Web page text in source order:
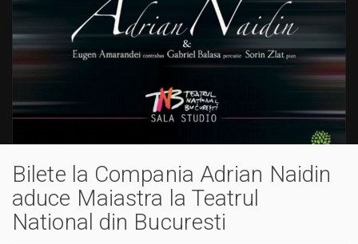
Bilete la Compania Adrian Naidin
aduce Maiastra la Teatrul
National din Bucuresti